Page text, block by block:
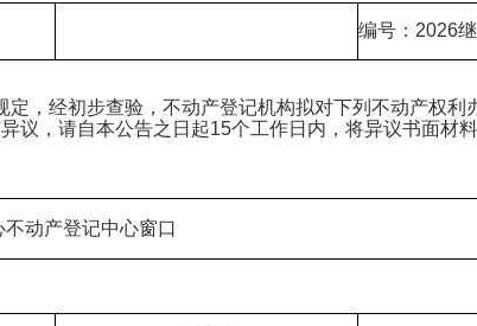
编号：2026
，经初步查验，不动产登记机构拟对下列不动产权利
议，请自本公告之日起15个工作日内，将异议书面材
动产登记中心窗口